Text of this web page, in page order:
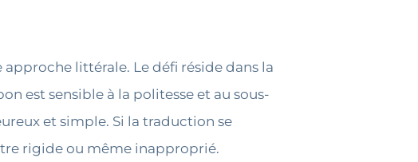
littérale. Le défi réside dans la
est sensible à la politesse et au sous-
et simple. Si la traduction se
rigide ou même inapproprié.